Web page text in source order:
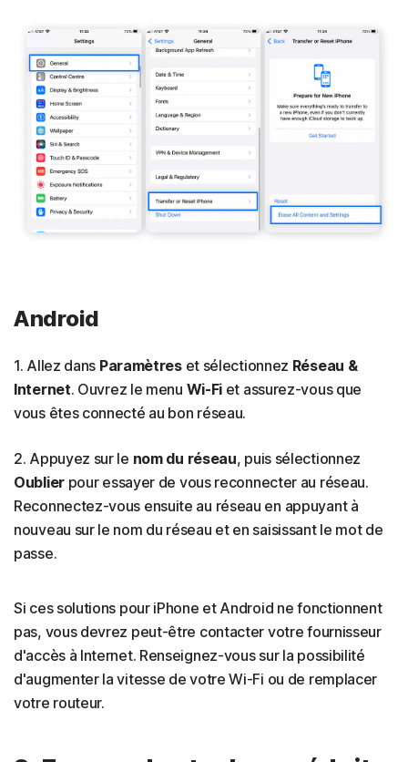
Android
1. Allez dans Paramètreset sélectionnez Réseau &
Internet. Ouvrez le menu Wi-Fi et assurez-vous que
vous êtes connecté au bon réseau.
2. Appuyez sur le nom du réseau, puis sélectionnez
Oublierpour essayer de vous reconnecter au réseau.
Reconnectez-vous ensuite au réseau en appuyant à
nouveau sur le nom du réseau et en saisissant le mot de
passe.
Si ces solutions pour iPhone et Android ne fonctionnent
pas, vous devrez peut-être contacter votre fournisseur
d'accès à Internet. Renseignez-vous sur la possibilité
d'augmenter la vitesse de votre Wi-Fi ou de remplacer
votre routeur.